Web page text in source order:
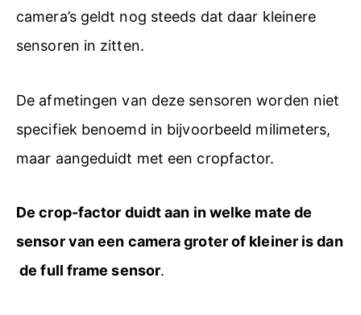
camera’s geldt nog steeds dat daar kleinere
sensoren in zitten.
De afmetingen van deze sensoren worden niet
specifiek benoemd in bijvoorbeeld milimeters,
maar aangeduidt met een cropfactor.
De crop-factor duidt aan in welke mate de
sensor van een camera groter of kleiner is dan
de full frame sensor.